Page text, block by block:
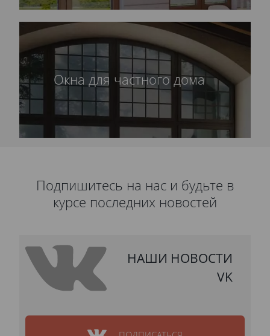
Окна для частного дома
Подпишитесь на нас и будьте в
курсе последних новостей
НАШИ НОВОСТИ
VK